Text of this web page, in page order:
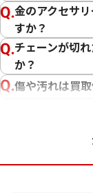
金のアクセサ
すか？
チェーンが切
か？
傷や汚れは買
大判・小判、
「金・貴金属